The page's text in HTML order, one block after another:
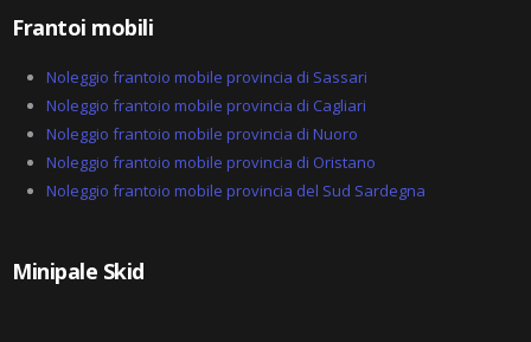
Frantoi mobili
Noleggio frantoio mobile provincia di Sassari
Noleggio frantoio mobile provincia di Cagliari
Noleggio frantoio mobile provincia di Nuoro
Noleggio frantoio mobile provincia di Oristano
Noleggio frantoio mobile provincia del Sud Sardegna
Minipale Skid